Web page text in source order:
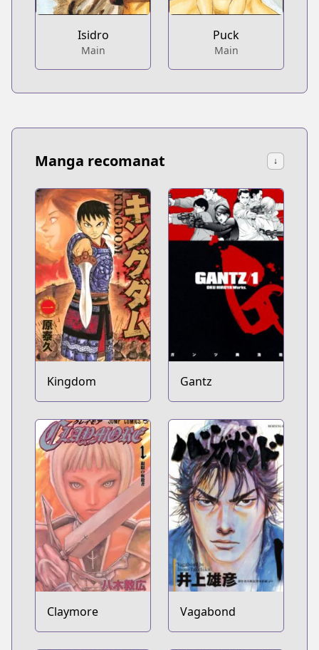
Isidro
Main
Puck
Main
Manga recomanat ↓
Kingdom Gantz
Claymore Vagabond